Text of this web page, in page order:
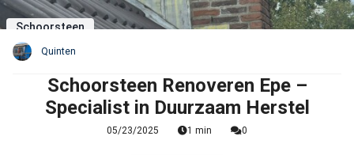
Schoorsteen
Quinten
Schoorsteen Renoveren Epe –
Specialist in Duurzaam Herstel
05/23/2025 1 min 0